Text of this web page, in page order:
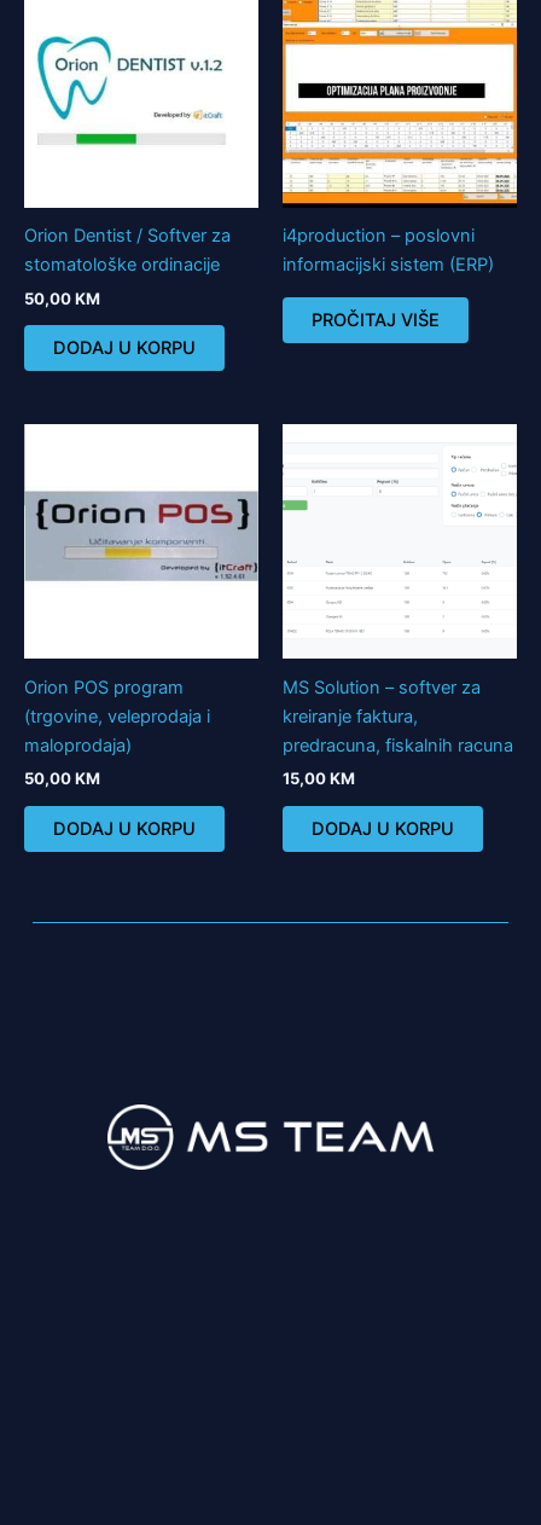
Orion Dentist / Softver za
stomatološke ordinacije
50,00KM
DODAJ U KORPU
i4production – poslovni
informacijski sistem (ERP)
PROČITAJ VIŠE
Orion POS program
(trgovine, veleprodaja i
maloprodaja)
50,00KM
DODAJ U KORPU
MS Solution – softver za
kreiranje faktura,
predracuna, fiskalnih racuna
15,00KM
DODAJ U KORPU